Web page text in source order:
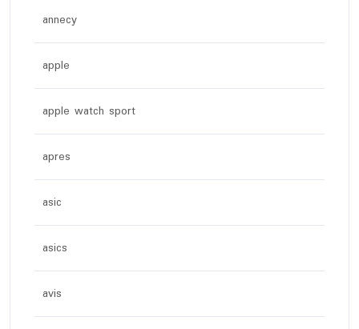
annecy
apple
apple watch sport
apres
asic
asics
avis